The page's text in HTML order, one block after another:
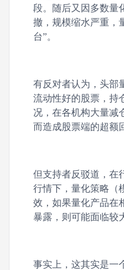
段。随后又因多数量
撤，规模缩水严重，
台”。
有反对者认为，头部
流动性好的股票，持
况，在各机构大量减
而造成股票端的超额
但支持者反驳道，在
行情下，量化策略（
效，如果量化产品在
暴露，则可能面临较
事实上，这其实是一